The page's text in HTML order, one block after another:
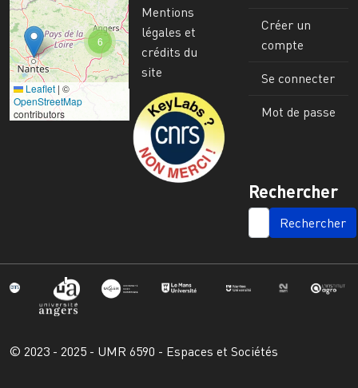
6
Leaflet | ©
OpenStreetMap
contributors
Mentions
légales et
crédits du
site
Image
Créer un
compte
Se connecter
Mot de passe
Rechercher
SEARCH
© 2023 - 2025 - UMR 6590 - Espaces et Sociétés